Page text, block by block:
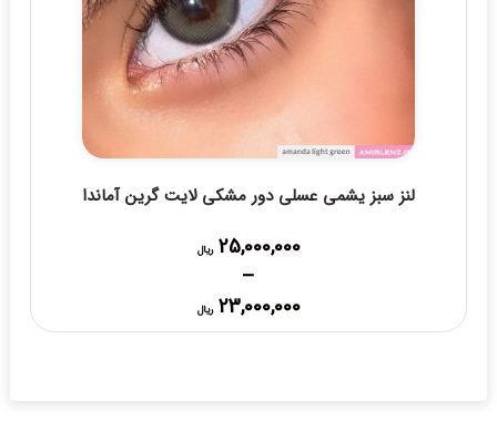
لنز سبز یشمی عسلی دور مشکی لایت گرین آماندا
25,000,000 ریال
–
23,000,000 ریال
Price
range: